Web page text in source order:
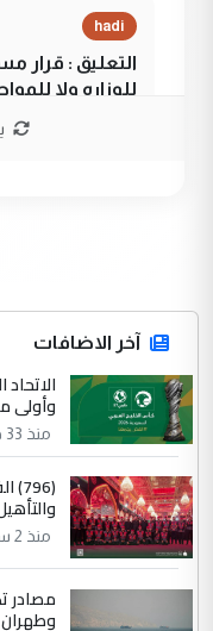
hadi
التعليق : قرار
للوزاره ولا
جنسية الرافد
ابا فرات ...
الموضوع :
مضجعيك يابن
سردار
التعليق : واحد
جنسية الرافد
ابا فرات ...
آخر الاضافات
وأولى
منذ 33 دقيقة
منذ 2 ساعة
مصادر